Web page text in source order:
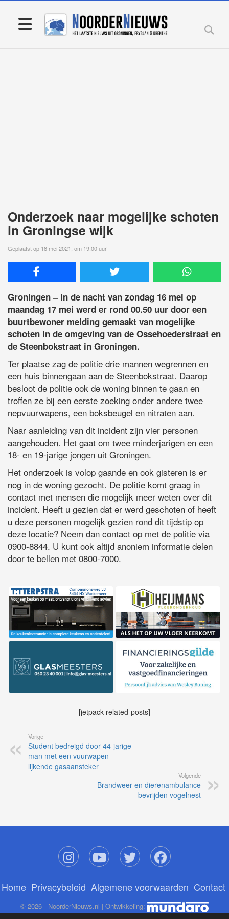
Onderzoek naar mogelijke schoten
in Groningse wijk
Geplaatst op 18 mei 2021, om 19:00 uur
Groningen – In de nacht van zondag 16 mei op
maandag 17 mei werd er rond 00.50 uur door een
buurtbewoner melding gemaakt van mogelijke
schoten in de omgeving van de Ossehoederstraat en
de Steenbokstraat in Groningen.
Ter plaatse zag de politie drie mannen wegrennen en
een huis binnengaan aan de Steenbokstraat. Daarop
besloot de politie ook de woning binnen te gaan en
troffen ze bij een eerste zoeking onder andere twee
nepvuurwapens, een boksbeugel en nitraten aan.
Naar aanleiding van dit incident zijn vier personen
aangehouden. Het gaat om twee minderjarigen en een
18- en 19-jarige jongen uit Groningen.
Het onderzoek is volop gaande en ook gisteren is er
nog in de woning gezocht. De politie komt graag in
contact met mensen die mogelijk meer weten over dit
incident. Heeft u gezien dat er werd geschoten of heeft
u deze personen mogelijk gezien rond dit tijdstip op
deze locatie? Neem dan contact op met de politie via
0900-8844. U kunt ook altijd anoniem informatie delen
door te bellen met 0800-7000.
[jetpack-related-posts]
Vorige
Student bedreigd door 44-jarige
man met een vuurwapen
lijkende gasaansteker
Volgende
Brandweer en dierenambulance
bevrijden vogelnest
Home Privacybeleid Algemene voorwaarden Contact
© 2026 - NoorderNieuws.nl | Ontwikkeling: